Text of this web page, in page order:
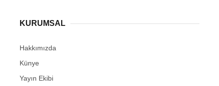
KURUMSAL
Hakkımızda
Künye
Yayın Ekibi